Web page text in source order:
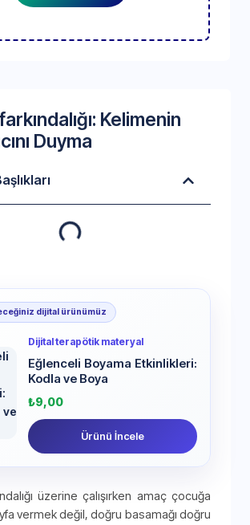
Kelimenin
Duyma
dijital ürünümüz
Dijital terapötik materyal
Eğlenceli Boyama Etkinlikleri:
Kodla ve Boya
₺9,00
Ürünü İncele
üzerine çalışırken amaç çocuğa
vermek değil, doğru basamağı doğru